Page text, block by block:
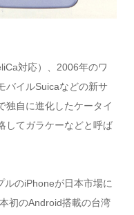
対応）、2006年のワ
バイルSuicaなどの新サ
独自に進化したケータイ
してガラケーなどと呼ば
のiPhoneが日本市場に
初のAndroid搭載の台湾